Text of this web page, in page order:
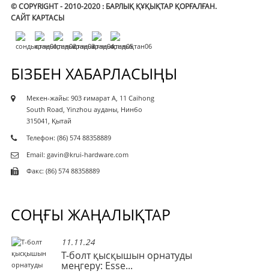
© COPYRIGHT - 2010-2020 : БАРЛЫҚ ҚҰҚЫҚТАР ҚОРҒАЛҒАН.
САЙТ КАРТАСЫ
БІЗБЕН ХАБАРЛАСЫҢЫ
Мекен-жайы: 903 ғимарат A, 11 Caihong
South Road, Yinzhou ауданы, Нинбо
315041, Қытай
Телефон: (86) 574 88358889
Email: gavin@krui-hardware.com
Факс: (86) 574 88358889
СОҢҒЫ ЖАҢАЛЫҚТАР
11.11.24
Т-болт қысқышын орнатуды
меңгеру: Esse...